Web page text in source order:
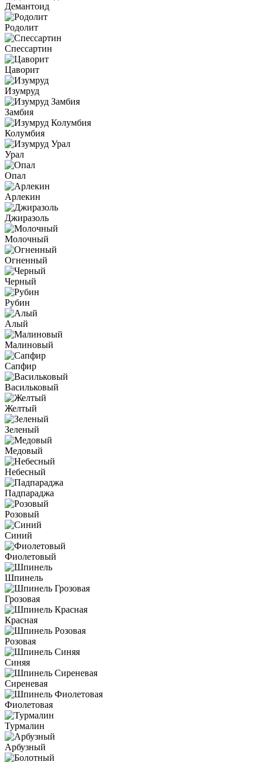
Демантоид
Родолит
Спессартин
Цаворит
Изумруд
Замбия
Колумбия
Урал
Опал
Арлекин
Джиразоль
Молочный
Огненный
Черный
Рубин
Алый
Малиновый
Сапфир
Васильковый
Желтый
Зеленый
Медовый
Небесный
Падпараджа
Розовый
Синий
Фиолетовый
Шпинель
Грозовая
Красная
Розовая
Синяя
Сиреневая
Фиолетовая
Турмалин
Арбузный